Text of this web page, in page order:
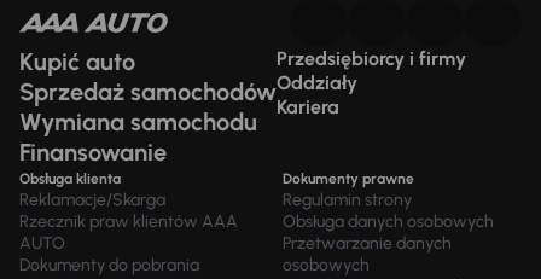
Kupić auto
Sprzedaż samochodów
Wymiana samochodu
Finansowanie
Przedsiębiorcy i firmy
Oddziały
Kariera
Obsługa klienta
Reklamacje/Skarga
Rzecznik praw klientów AAA
AUTO
Dokumenty do pobrania
Dokumenty prawne
Regulamin strony
Obsługa danych osobowych
Przetwarzanie danych
osobowych